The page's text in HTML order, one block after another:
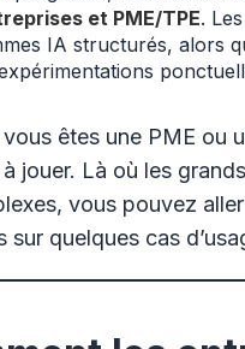
et PME/TPE.
IA structurés, alors
êtes une PME ou
jouer. Là où les
vous pouvez
sur quelques cas